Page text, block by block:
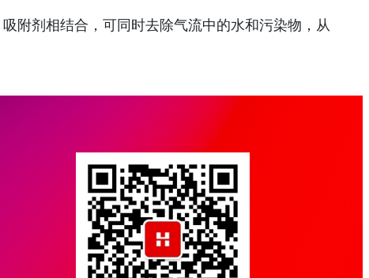
吸附剂相结合，可同时去除气流中的水和污染物，从